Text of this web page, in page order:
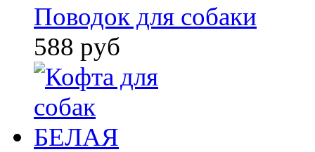
Поводок для собаки
588 руб